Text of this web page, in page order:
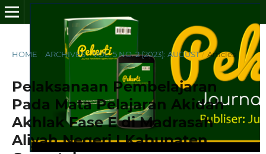
HOME ARCHIVES / VOL. 5 NO. 2 (2023): AUGUST / Articles
Pelaksanaan Pembelajaran
Pada Mata Pelajaran Akidah
Akhlak Fase E di Madrasah
Aliyah Negeri I Kabupaten